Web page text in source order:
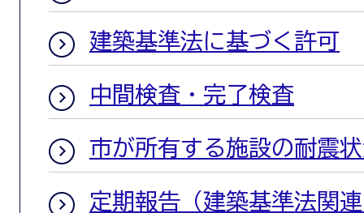
建築基準法に基づく許可
中間検査・完了検査
市が所有する施設の耐震
定期報告（建築基準法関